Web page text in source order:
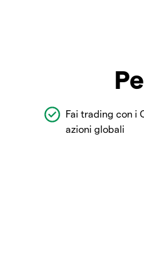
Fai trading con i
azioni globali